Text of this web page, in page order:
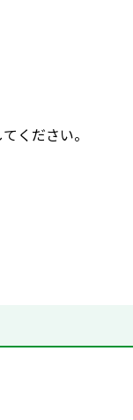
ください。